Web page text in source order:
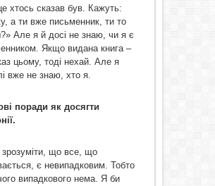
хтось сказав був. Кажуть:
а ти вже письменник, ти то
Але я й досі не знаю, чи я є
Якщо видана книга –
цьому, тоді нехай. Але я
вже не знаю, хто я.
поради як досягти
зрозуміти, що все, що
є невипадковим. Тобто
випадкового нема. Я би